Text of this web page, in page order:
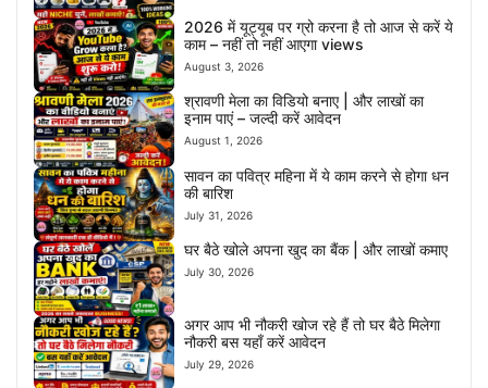
2026 में यूट्यूब पर ग्रो करना है तो आज से करें ये
काम – नहीं तो नहीं आएगा views
August 3, 2026
श्रावणी मेला का विडियो बनाए | और लाखों का
इनाम पाएं – जल्दी करें आवेदन
August 1, 2026
सावन का पवित्र महिना में ये काम करने से होगा धन
की बारिश
July 31, 2026
घर बैठे खोले अपना खुद का बैंक | और लाखों कमाए
July 30, 2026
अगर आप भी नौकरी खोज रहे हैं तो घर बैठे मिलेगा
नौकरी बस यहाँ करें आवेदन
July 29, 2026